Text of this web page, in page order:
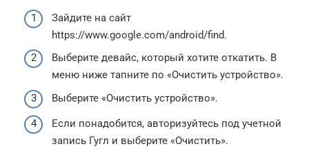
Зайдите на сайт
https://www.google.com/android/find.
Выберите девайс, который хотите откатить. В
меню ниже тапните по «Очистить устройство».
Выберите «Очистить устройство».
Если понадобится, авторизуйтесь под учетной
запись Гугл и выберите «Очистить».